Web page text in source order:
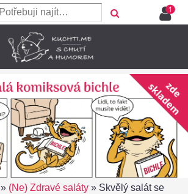
» (Ne) Zdravé saláty » Skvělý salát se